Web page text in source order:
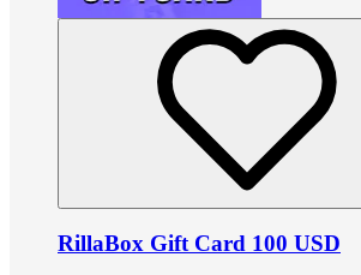
RillaBox Gift Card 100 USD